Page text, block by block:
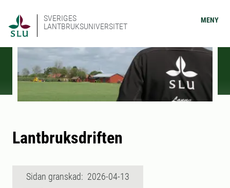
SVERIGES
LANTBRUKSUNIVERSITET
MENY
Lantbruksdriften
Sidan granskad: 2026-04-13